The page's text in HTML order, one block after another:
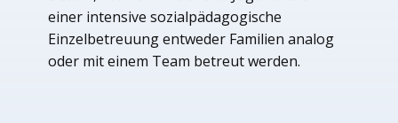
einer intensive sozialpädagogische
Einzelbetreuung entweder Familien analog
oder mit einem Team betreut werden.